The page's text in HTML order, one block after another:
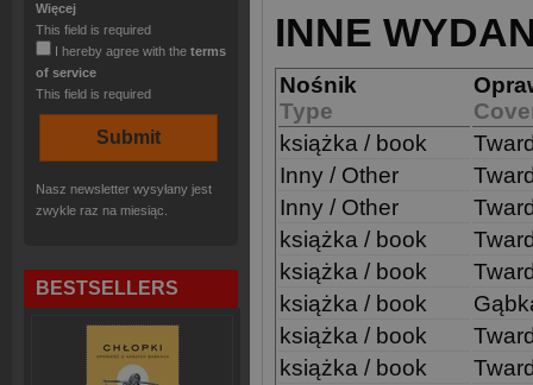
Więcej
This field is required
I hereby agree with the terms
of service
This field is required
Nasz newsletter wysyłany jest
zwykle raz na miesiąc.
BESTSELLERS
INNE
Nośnik
Type
książka / book
Inny / Other
Inny / Other
książka / book
książka / book
książka / book
książka / book
książka / book